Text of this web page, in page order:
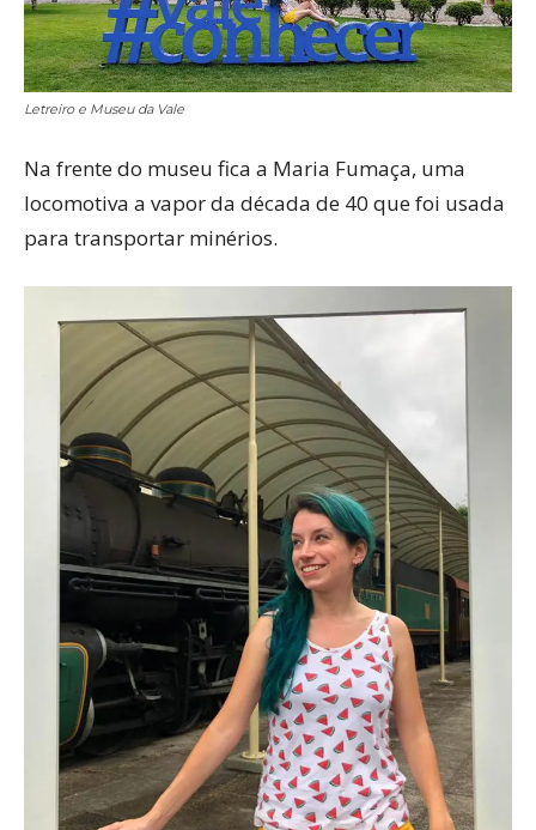
Letreiro e Museu da Vale
Na frente do museu fica a Maria Fumaça, uma
locomotiva a vapor da década de 40 que foi usada
para transportar minérios.